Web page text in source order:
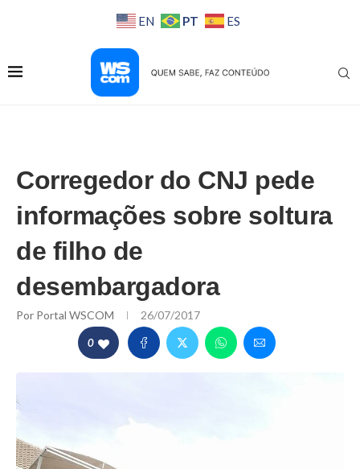
EN PT ES
Corregedor do CNJ pede
informações sobre soltura
de filho de
desembargadora
Por Portal WSCOM 26/07/2017
0